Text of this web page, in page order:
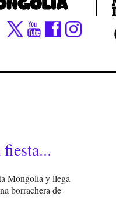
Mongolia y llega
borrachera de